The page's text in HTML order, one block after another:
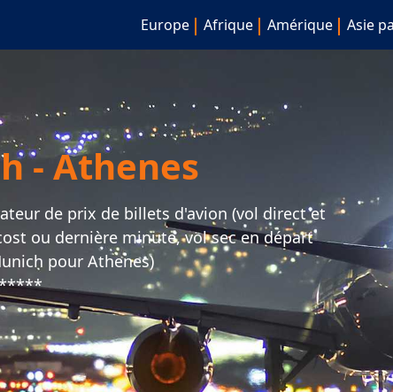
Europe Afrique Amérique Asie
- Athenes
de prix de billets d'avion (vol direct et
ou dernière minute, vol sec en départ
pour Athenes)